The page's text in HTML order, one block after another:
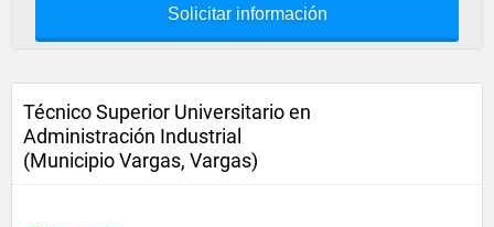
Solicitar información
Técnico Superior Universitario en
Administración Industrial
(Municipio Vargas, Vargas)